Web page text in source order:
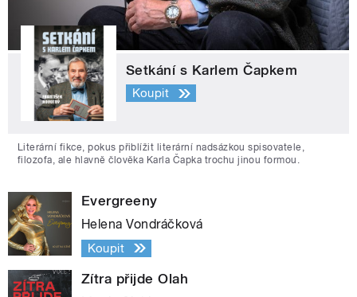
Setkání s Karlem Čapkem
Koupit
Literární fikce, pokus přiblížit literární nadsázkou spisovatele,
filozofa, ale hlavně člověka Karla Čapka trochu jinou formou.
Evergreeny
Helena Vondráčková
Koupit
Zítra přijde Olah